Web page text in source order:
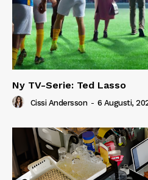
Ny TV-Serie: Ted Lasso
Cissi Andersson - 6 Augusti,